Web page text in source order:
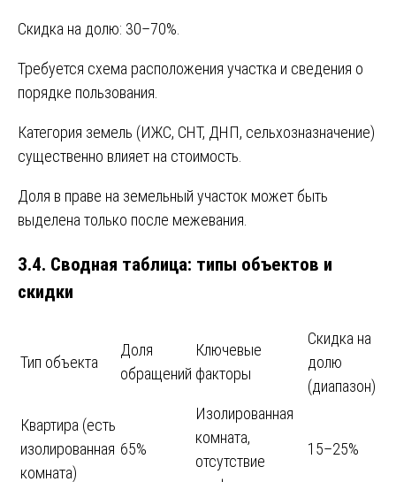
Скидка на долю: 30–70%.
Требуется схема расположения участка и сведения о
порядке пользования.
Категория земель (ИЖС, СНТ, ДНП, сельхозназначение)
существенно влияет на стоимость.
Доля в праве на земельный участок может быть
выделена только после межевания.
3.4. Сводная таблица: типы объектов и
скидки
Тип объекта
Доля
обращений
Ключевые
факторы
Скидка на
долю
(диапазон)
Квартира (есть
изолированная
комната)
65%
Изолированная
комната,
отсутствие
15–25%